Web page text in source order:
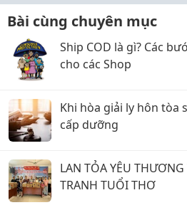
Bài cùng chuyên mục
Ship COD là gì? Các
cho các Shop
Khi hòa giải ly hôn tòa
cấp dưỡng
LAN TỎA YÊU
TRANH TUỔI THƠ